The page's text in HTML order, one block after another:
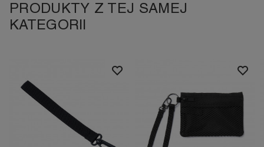
PRODUKTY Z TEJ SAMEJ
KATEGORII